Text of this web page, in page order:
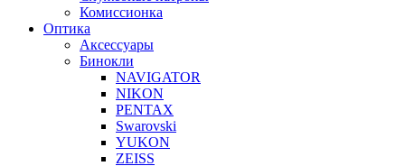
Комиссионка
Оптика
Аксессуары
Бинокли
NAVIGATOR
NIKON
PENTAX
Swarovski
YUKON
ZEISS